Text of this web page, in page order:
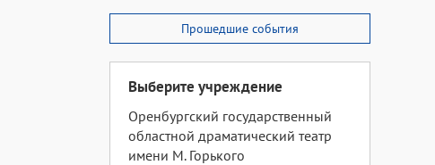
Прошедшие события
Выберите учреждение
Оренбургский государственный
областной драматический театр
имени М. Горького